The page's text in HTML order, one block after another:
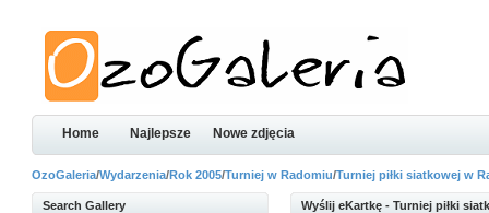
Home Najlepsze Nowe zdjęcia
OzoGaleria/Wydarzenia/Rok 2005/Turniej w Radomiu/Turniej piłki siatkowej w
Search Gallery Wyślij eKartkę - Turniej piłki